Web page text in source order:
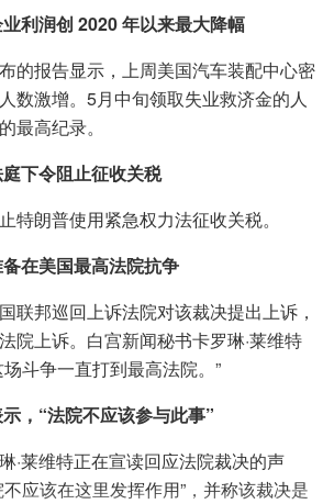
利润创 2020 年以来最大降幅
的报告显示，上周美国汽车装配中心密
数激增。5月中旬领取失业救济金的人
最高纪录。
下令阻止征收关税
特朗普使用紧急权力法征收关税。
在美国最高法院抗争
联邦巡回上诉法院对该裁决提出上诉，
院上诉。白宫新闻秘书卡罗琳·莱维特
斗争一直打到最高法院。”
，“法院不应该参与此事”
·莱维特正在宣读回应法院裁决的声
应该在这里发挥作用”，并称该裁决是